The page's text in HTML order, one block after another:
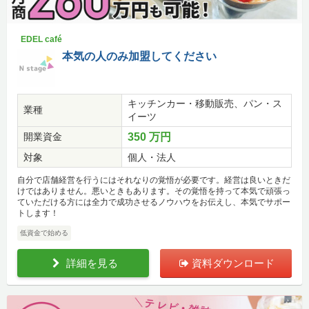
EDEL café
本気の人のみ加盟してください
業種
キッチンカー・移動販売、パン・ス
イーツ
開業資金
350 万円
対象 個人・法人
自分で店舗経営を行うにはそれなりの覚悟が必要です。経営は良いときだ
けではありません。悪いときもあります。その覚悟を持って本気で頑張っ
ていただける方には全力で成功させるノウハウをお伝えし、本気でサポー
トします！
低資金で始める
詳細を見る 資料ダウンロード